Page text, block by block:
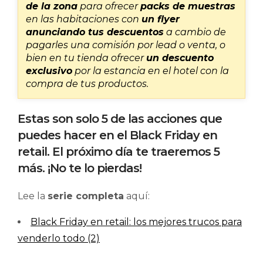
de la zona para ofrecerpacks de muestras
en las habitaciones con un flyer
anunciando tus descuentos a cambio de
pagarles una comisión por lead o venta, o
bien en tu tienda ofrecer un descuento
exclusivo por la estancia en el hotel con la
compra de tus productos.
Estas son solo 5 de las acciones que
puedes hacer en el Black Friday en
retail. El próximo día te traeremos 5
más. ¡No te lo pierdas!
Lee la serie completa aquí:
Black Friday en retail: los mejores trucos para
venderlo todo (2)